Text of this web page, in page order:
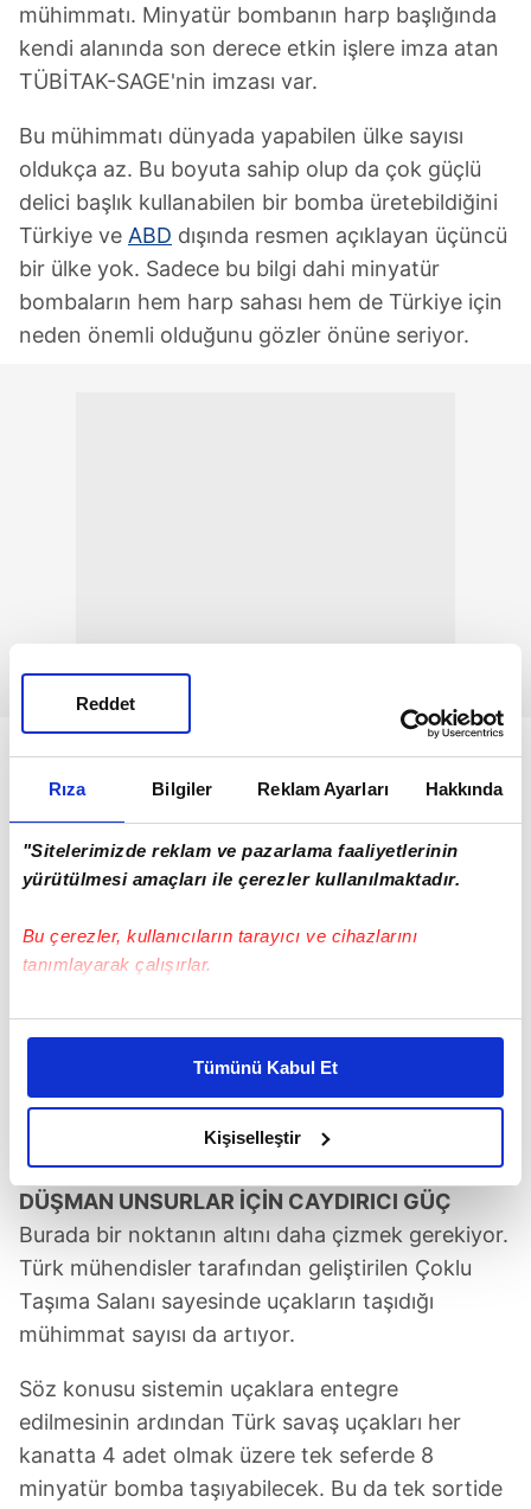
Rıza Bilgiler Reklam Ayarları Hakkında
"Sitelerimizde reklam ve pazarlama faaliyetlerinin
yürütülmesi amaçları ile çerezler kullanılmaktadır.
Bu çerezler, kullanıcıların tarayıcı ve cihazlarını
tanımlayarak çalışırlar.
Bu çerezlere izin vermeniz halinde sizlere özel
daha iyi reklam deneyimi yaşatabiliriz. Bunu yaparken
amacımızın size daha iyi bir reklam deneyimi sunmak
olduğunu ve sizlere en iyi içerikleri sunabilmek adına
elimizden gelen çabayı gösterdiğimizi ve bu noktada,
reklamların maliyetlerimizi karşılamak noktasında tek gelir
kalemimiz olduğunu sizlere hatırlatmak isteriz.
Her halükârda, kullanıcılar, bu çerezlere izin vermedikleri
takdirde, kullanıcılara hedefli reklamlar
gösterilmeyecektir."
Sizlere daha iyi bir hizmet sunabilmek için İnternet
Sitemizde kendimize ve üçüncü kişilere ait çerezler
kullanılmaktadır. Bu çerezler vasıtasıyla çeşitli kişisel
verileriniz işlenmekte olup gerekli olan çerezler bilgi
toplumu hizmetlerinin sunulması amacıyla
Tümünü Kabul Et
Kişiselleştir
Reddet
mühimmatı. Minyatür bombanın harp başlığında
kendi alanında son derece etkin işlere imza atan
TÜBİTAK-SAGE'nin imzası var.
Bu mühimmatı dünyada yapabilen ülke sayısı
oldukça az. Bu boyuta sahip olup da çok güçlü
delici başlık kullanabilen bir bomba üretebildiğini
Türkiye ve ABD dışında resmen açıklayan üçüncü
bir ülke yok. Sadece bu bilgi dahi minyatür
bombaların hem harp sahası hem de Türkiye için
neden önemli olduğunu gözler önüne seriyor.
AKINCI'nın kullanabileceği mühimmatlar
TEKNOFEST kapsamında sergilenmişti
DÜŞMAN UNSURLAR İÇİN CAYDIRICI GÜÇ
Burada bir noktanın altını daha çizmek gerekiyor.
Türk mühendisler tarafından geliştirilen Çoklu
Taşıma Salanı sayesinde uçakların taşıdığı
mühimmat sayısı da artıyor.
Söz konusu sistemin uçaklara entegre
edilmesinin ardından Türk savaş uçakları her
kanatta 4 adet olmak üzere tek seferde 8
minyatür bomba taşıyabilecek. Bu da tek sortide